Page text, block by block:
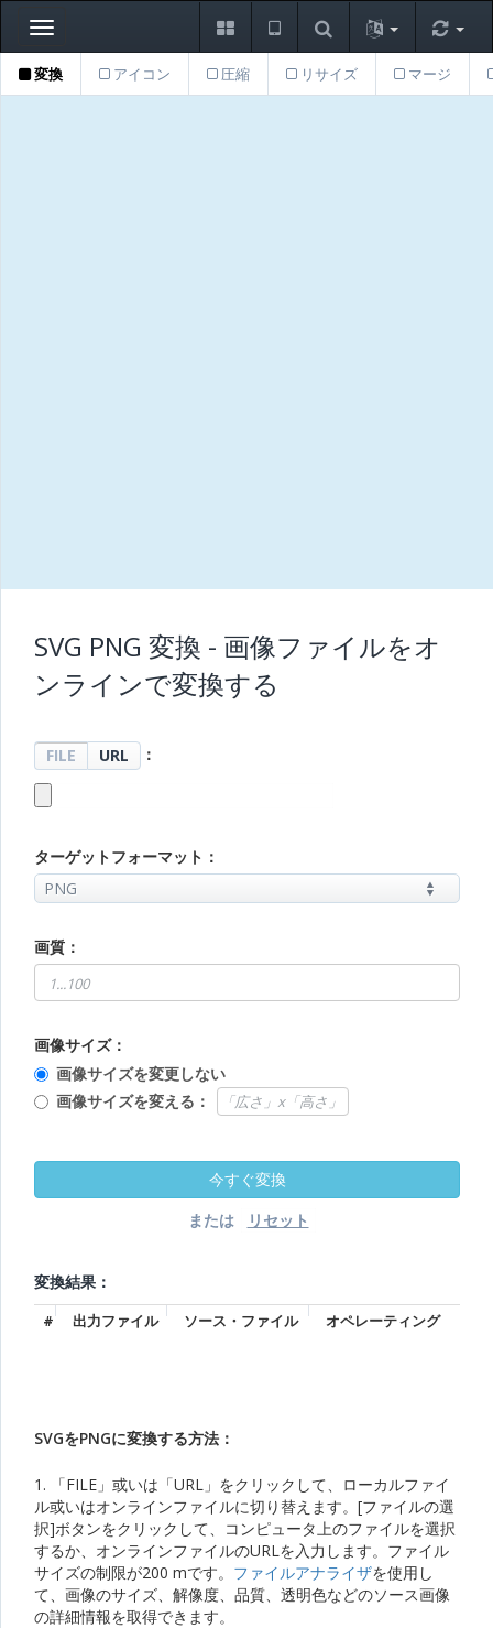
Toggle
navigation
変換 アイコン 圧縮 リサイズ マージ
SVG PNG 変換 - 画像ファイルをオ
ンラインで変換する
FILE URL ：
ターゲットフォーマット：
画質：
画像サイズ：
画像サイズを変更しない
画像サイズを変える：
または
変換結果：
# 出力ファイル ソース・ファイル オペレーティング
SVGをPNGに変換する方法：
1. 「FILE」或いは「URL」をクリックして、ローカルファイ
ル或いはオンラインファイルに切り替えます。[ファイルの選
択]ボタンをクリックして、コンピュータ上のファイルを選択
するか、オンラインファイルのURLを入力します。ファイル
サイズの制限が200 mです。 ファイルアナライザを使用し
て、画像のサイズ、解像度、品質、透明色などのソース画像
の詳細情報を取得できます。